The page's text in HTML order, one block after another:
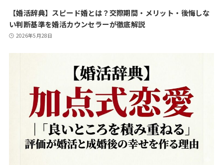
【婚活辞典】スピード婚とは？交際期間・メリット・後悔しな
い判断基準を婚活カウンセラーが徹底解説
2026年5月28日